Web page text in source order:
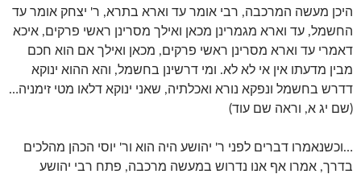
היכן מעשה המרכבה, רבי אומר עד וארא בתרא, ר' יצחק אומר עד
החשמל, עד וארא מגמרינן מכאן ואילך מסרינן ראשי פרקים, איכא
דאמרי עד וארא מסרינן ראשי פרקים, מכאן ואילך אם הוא חכם
מבין מדעתו אין אי לא לא. ומי דרשינן בחשמל, והא ההוא ינוקא
דדרש בחשמל ונפקא נורא ואכלתיה, שאני ינוקא דלאו מטי זימניה…
(שם יג א, וראה שם עוד)
…וכשנאמרו דברים לפני ר' יהושע היה הוא ור' יוסי הכהן מהלכים
בדרך, אמרו אף אנו נדרוש במעשה מרכבה, פתח רבי יהושע